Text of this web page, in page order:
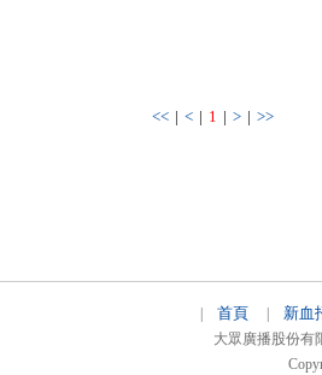
<< | < | 1 | > | >>
首頁 新血
大眾廣播股份有